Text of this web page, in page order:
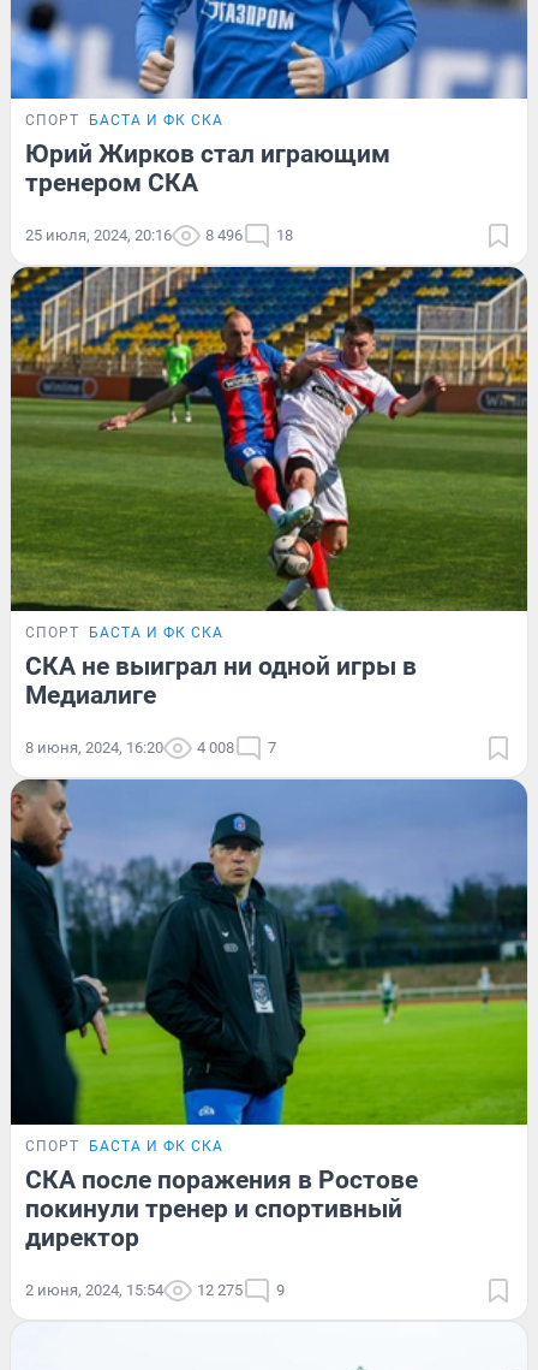
СПОРТ БАСТА И ФК СКА
Юрий Жирков стал играющим
тренером СКА
25 июля, 2024, 20:16 8 496 18
СПОРТ БАСТА И ФК СКА
СКА не выиграл ни одной игры в
Медиалиге
8 июня, 2024, 16:20 4 008 7
СПОРТ БАСТА И ФК СКА
СКА после поражения в Ростове
покинули тренер и спортивный
директор
2 июня, 2024, 15:54 12 275 9